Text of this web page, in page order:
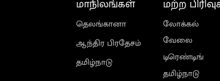
மாநிலங்கள்
தெலங்கானா
ஆந்திர பிரதேசம்
தமிழ்நாடு
மற்ற
லோக்கல்
வேலை
டிரெண்டிங்
தமிழ்நாடு